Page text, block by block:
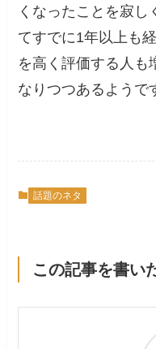
くなったことを寂し
てすでに1年以上も
を高く評価する人も
なりつつあるようで
話題のネタ
この記事を書い